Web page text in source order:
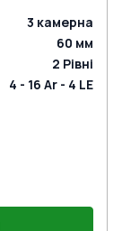
3 камерна
60 мм
2 Рівні
4 - 16 Ar - 4 LE